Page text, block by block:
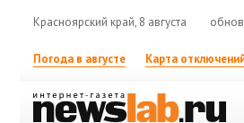
Красноярский край, 8 августа
Погода в августе Карта